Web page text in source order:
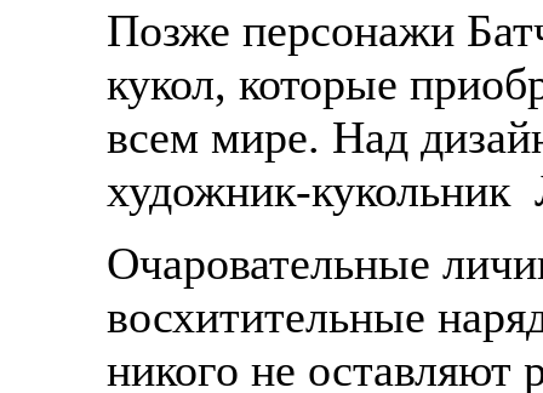
Позже персонажи
кукол, которые
всем мире. Над
художник-кукольник
Очаровательные
восхитительные
никого не